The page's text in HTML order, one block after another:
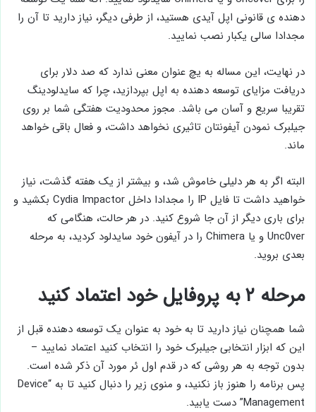
دهنده ی قانونی اپل آیدی هستید، از طرفی دیگر، نیاز دارید تا آن را
مجدادا سالی یکبار نصب نمایید.
در نهایت، این مساله به یچ عنوان معنی ندارد که صد دلار برای
دریافت مزایای توسعه دهنده به اپل بپردازید، چرا که سایدلودینگ
تقریبا سریع و آسان می باشد. مجوز محدودیت هفتگی شما بر روی
جیلبرک نمودن آیفونتان تاثیری نخواهد داشت، و فعال باقی خواهد
ماند.
البته اگر به هر دلیلی خاموش شد، و بیشتر از یک هفته گذشت، نیاز
خواهید داشت تا فایل IP را مجدادا داخل Cydia Impactor بکشید و
برای باری دیگر از آن جا شروع کنید. در هر حالت، هنگامی که
Unc0ver و یا Chimera را در آیفون خود سایدلود کردید، به مرحله
بعدی بروید.
مرحله ۲ به پروفایل خود اعتماد کنید
شما همچنان نیاز دارید تا به خود به عنوان یک توسعه دهنده قبل از
این که ابزار انتخابی جیلبرک خود را انتخاب کنید اعتماد نمایید –
بدون توجه به هر روشی که در قدم اول ئر مورد آن ذکر شده است.
پس برنامه را هنوز باز نکنید، و منوی زیر را دنبال کنید تا به “Device
Management” دست یابید.